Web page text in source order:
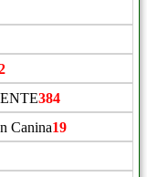
384
Canina19